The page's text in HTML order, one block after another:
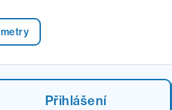
Přihlášení